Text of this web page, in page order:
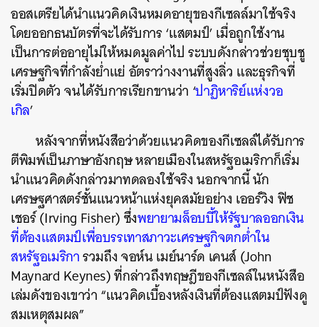
ออสเตรียได้นำแนวคิดเงินหมดอายุของกีเซลล์มาใช้จริง
โดยออกธนบัตรที่จะได้รับการ ‘แสตมป์’ เมื่อถูกใช้งาน
เป็นการต่ออายุไม่ให้หมดมูลค่าไป ระบบดังกล่าวช่วยชุบชู
เศรษฐกิจที่กำลังย่ำแย่ อัตราว่างงานที่สูงลิ่ว และธุรกิจที่
เริ่มปิดตัว จนได้รับการเรียกขานว่า ‘ปาฏิหาริย์แห่งวอ
เกิล’
หลังจากที่หนังสือว่าด้วยแนวคิดของกีเซลล์ได้รับการ
ตีพิมพ์เป็นภาษาอังกฤษ หลายเมืองในสหรัฐอเมริกาก็เริ่ม
นำแนวคิดดังกล่าวมาทดลองใช้จริง นอกจากนี้ นัก
เศรษฐศาสตร์ชั้นแนวหน้าแห่งยุคสมัยอย่าง เออร์วิง ฟิช
เชอร์ (Irving Fisher) ซึ่งพยายามล็อบบี้ให้รัฐบาลออกเงิน
ที่ต้องแสตมป์เพื่อบรรเทาสภาวะเศรษฐกิจตกต่ำใน
สหรัฐอเมริการวมถึง จอห์น เมย์นาร์ด เคนส์ (John
Maynard Keynes) ที่กล่าวถึงทฤษฎีของกีเซลล์ในหนังสือ
เล่มดังของเขาว่า “แนวคิดเบื้องหลังเงินที่ต้องแสตมป์ฟังดู
สมเหตุสมผล”